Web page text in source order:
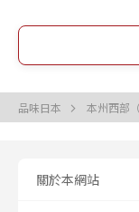
品味日本 本州西部
關於本網站